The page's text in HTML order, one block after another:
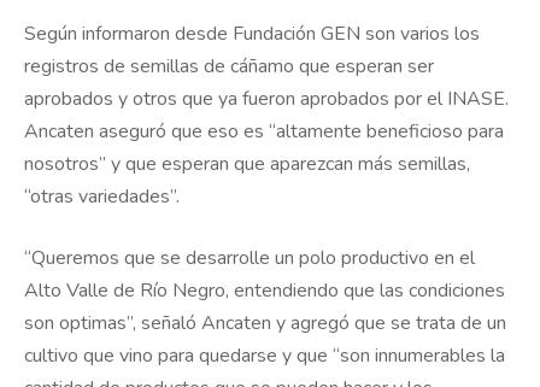
Según informaron desde Fundación GEN son varios los
registros de semillas de cáñamo que esperan ser
aprobados y otros que ya fueron aprobados por el INASE.
Ancaten aseguró que eso es “altamente beneficioso para
nosotros” y que esperan que aparezcan más semillas,
“otras variedades”.
“Queremos que se desarrolle un polo productivo en el
Alto Valle de Río Negro, entendiendo que las condiciones
son optimas”, señaló Ancaten y agregó que se trata de un
cultivo que vino para quedarse y que “son innumerables la